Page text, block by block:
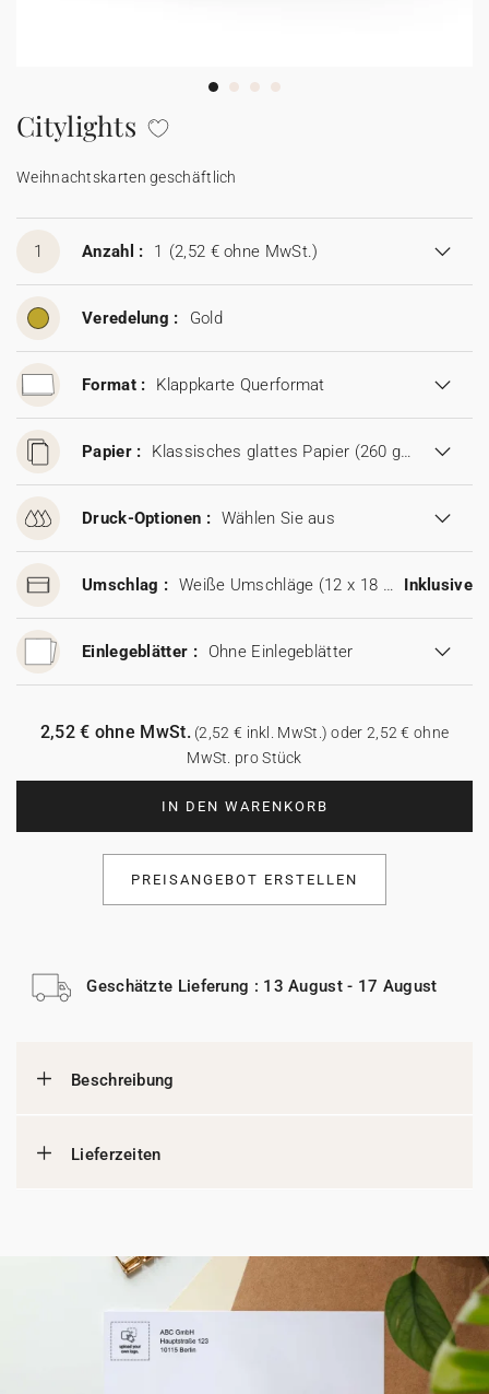
Aufkleber
Citylights
Weihnachtskarten geschäftlich
1 Anzahl : 1 (2,52 € ohne MwSt.)
Veredelung : Gold
Format : Klappkarte Querformat
Papier : Klassisches glattes Papier (260 g/m²)
Druck-Optionen : Wählen Sie aus
Umschlag : Weiße Umschläge (12 x 18 cm) Inklusive
Einlegeblätter : Ohne Einlegeblätter
IN DEN WARENKORB
2,52 € ohne MwSt.(2,52 € inkl. MwSt.) oder 2,52 € ohne
MwSt. pro Stück
PREISANGEBOT ERSTELLEN
Geschätzte Lieferung : 13 August - 17 August
Beschreibung
Lieferzeiten